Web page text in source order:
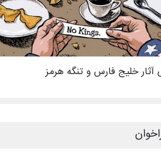
آثار خلیج فارس و تنگه هرمز